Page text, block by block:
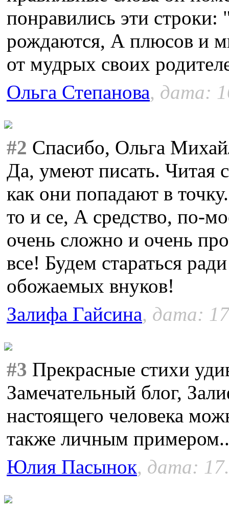
понравились эти
рождаются, А плюсов и
от мудрых своих
Ольга Степанова, дата:
#2 Спасибо, Ольга
Да, умеют писать. Читая
как они попадают в
то и се, А средство, по-
очень сложно и очень
все! Будем стараться
обожаемых внуков!
Залифа Гайсина, дата:
#3 Прекрасные стихи
Замечательный блог,
настоящего человека
также личным
Юлия Пасынок, дата: